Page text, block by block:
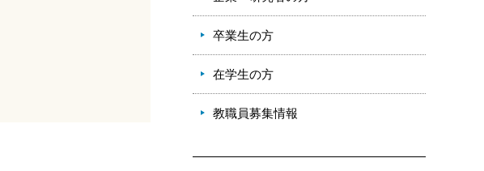
卒業生の方
在学生の方
教職員募集情報